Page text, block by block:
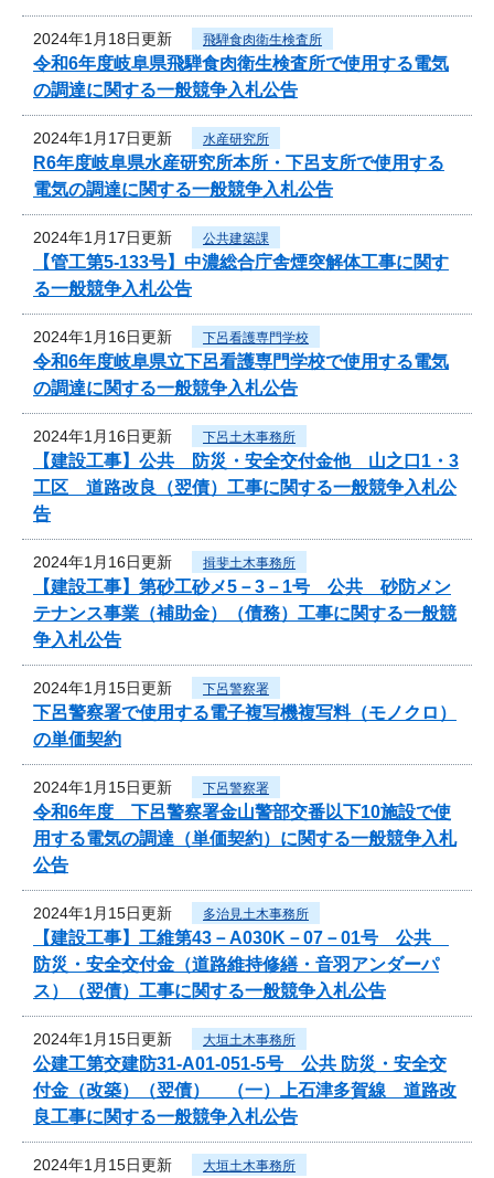
2024年1月18日更新 飛騨食肉衛生検査所
令和6年度岐阜県飛騨食肉衛生検査所で使用する電気
の調達に関する一般競争入札公告
2024年1月17日更新 水産研究所
R6年度岐阜県水産研究所本所・下呂支所で使用する
電気の調達に関する一般競争入札公告
2024年1月17日更新 公共建築課
【管工第5-133号】中濃総合庁舎煙突解体工事に関す
る一般競争入札公告
2024年1月16日更新 下呂看護専門学校
令和6年度岐阜県立下呂看護専門学校で使用する電気
の調達に関する一般競争入札公告
2024年1月16日更新 下呂土木事務所
【建設工事】公共 防災・安全交付金他 山之口1・3
工区 道路改良（翌債）工事に関する一般競争入札公
告
2024年1月16日更新 揖斐土木事務所
【建設工事】第砂工砂メ5－3－1号 公共 砂防メン
テナンス事業（補助金）（債務）工事に関する一般競
争入札公告
2024年1月15日更新 下呂警察署
下呂警察署で使用する電子複写機複写料（モノクロ）
の単価契約
2024年1月15日更新 下呂警察署
令和6年度 下呂警察署金山警部交番以下10施設で使
用する電気の調達（単価契約）に関する一般競争入札
公告
2024年1月15日更新 多治見土木事務所
【建設工事】工維第43－A030K－07－01号 公共
防災・安全交付金（道路維持修繕・音羽アンダーパ
ス）（翌債）工事に関する一般競争入札公告
2024年1月15日更新 大垣土木事務所
公建工第交建防31-A01-051-5号 公共 防災・安全交
付金（改築）（翌債） （一）上石津多賀線 道路改
良工事に関する一般競争入札公告
2024年1月15日更新 大垣土木事務所